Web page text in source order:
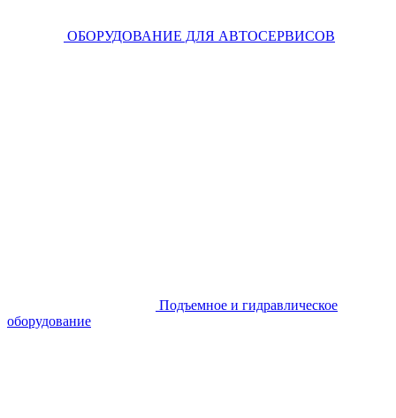
ОБОРУДОВАНИЕ ДЛЯ АВТОСЕРВИСОВ
Подъемное и гидравлическое
оборудование